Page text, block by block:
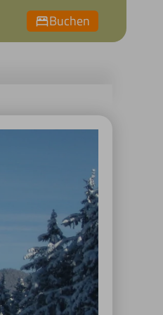
Buchen